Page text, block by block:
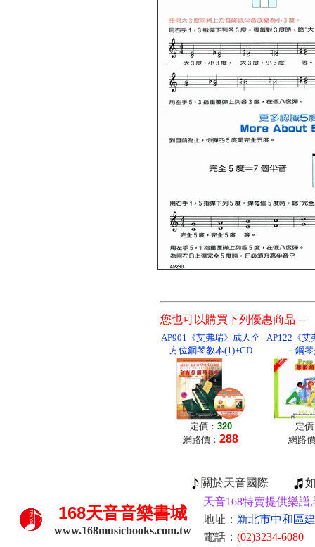
您也可以購買下列優惠商品 ─
AP901《艾弗瑞》成人全
方位鋼琴教本(1)+CD
定價： 320
網路價：288
AP122《艾
－鋼
定
網路
關於天音國際
168天音音樂書城
www.168musicbooks.com.tw
天音168特賣提供樂
地址： 新北市中和區
電話： (02)3234-6080